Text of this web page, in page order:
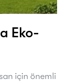
Eko-
için önemli